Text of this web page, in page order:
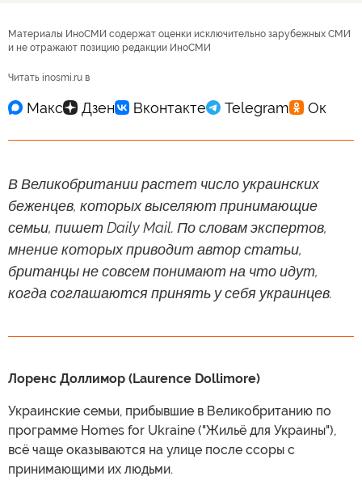
Материалы ИноСМИ содержат оценки исключительно зарубежных СМИ
и не отражают позицию редакции ИноСМИ
Читать inosmi.ru в
В Великобритании растет число украинских
беженцев, которых выселяют принимающие
семьи, пишет Daily Mail. По словам экспертов,
мнение которых приводит автор статьи,
британцы не совсем понимают на что идут,
когда соглашаются принять у себя украинцев.
Лоренс Доллимор (Laurence Dollimore)
Украинские семьи, прибывшие в Великобританию по
программе Homes for Ukraine ("Жильё для Украины"),
всё чаще оказываются на улице после ссоры с
принимающими их людьми.